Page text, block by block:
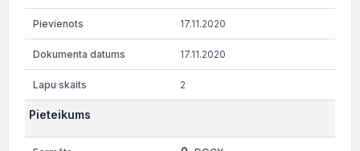
17.11.2020
17.11.2020
2
Pieteikums